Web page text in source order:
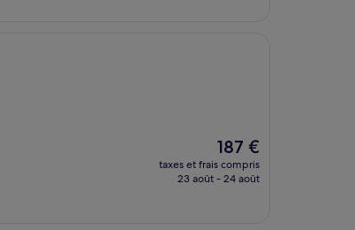
Le
nouveau
prix
187 €
taxes et frais compris
23 août - 24 août